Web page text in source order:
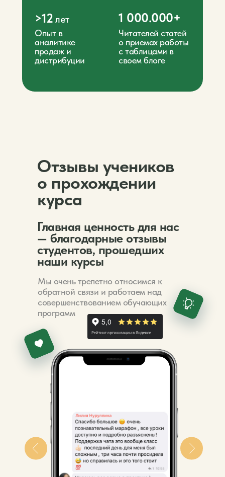
>12 лет
Опыт в
аналитике
продаж и
дистрибуции
1 000.000+
Читателей статей
о приемах работы
с таблицами в
своем блоге
Отзывы учеников
о прохождении
курса
Мы очень трепетно относимся к
обратной связи и работаем над
совершенствованием обучающих
программ
Главная ценность для нас
— благодарные отзывы
студентов, прошедших
наши курсы